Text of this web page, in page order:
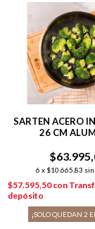
SARTEN ACERO
26 CM
6 x $10.665,83
$57.595,50con
depósito
¡SOLO QUEDAN2